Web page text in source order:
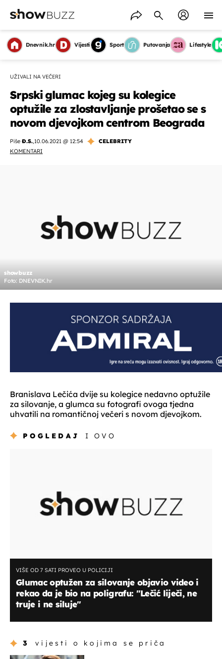
Dnevnik.hr Vijesti Sport Putovanja Lifestyle
UŽIVALI NA VEČERI
Srpski glumac kojeg su kolegice
optužile za zlostavljanje prošetao se s
novom djevojkom centrom Beograda
Piše Đ.S.,10.06.2021 @ 12:54
CELEBRITY
KOMENTARI
showbuzz
Foto: DNEVNIK.hr
Branislava Lečića dvije su kolegice nedavno optužile
za silovanje, a glumca su fotografi ovoga tjedna
uhvatili na romantičnoj večeri s novom djevojkom.
POGLEDAJ I OVO
VIŠE OD 7 SATI PROVEO U POLICIJI
Glumac optužen za silovanje objavio video i
rekao da je bio na poligrafu: "Lečić liječi, ne
truje i ne siluje"
3 vijesti o kojima se priča